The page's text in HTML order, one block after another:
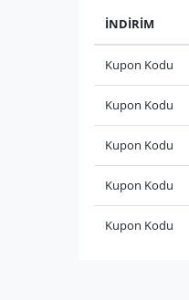
İNDİRİM
Kupon Kodu
Kupon Kodu
Kupon Kodu
Kupon Kodu
Kupon Kodu